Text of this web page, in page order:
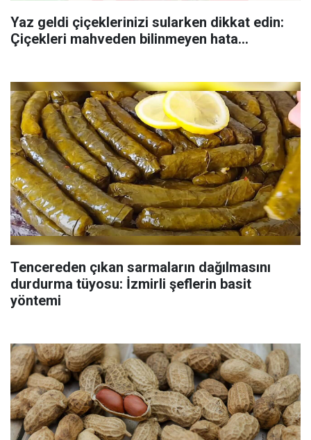
Yaz geldi çiçeklerinizi sularken dikkat edin:
Çiçekleri mahveden bilinmeyen hata...
Tencereden çıkan sarmaların dağılmasını
durdurma tüyosu: İzmirli şeflerin basit
yöntemi